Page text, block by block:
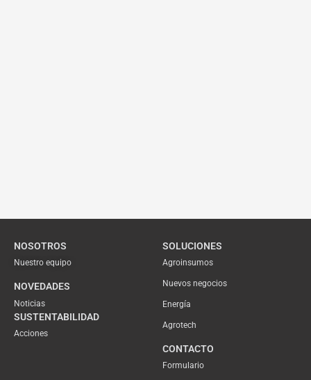
NOSOTROS
Nuestro equipo
NOVEDADES
Noticias
SUSTENTABILIDAD
Acciones
SOLUCIONES
Agroinsumos
Nuevos negocios
Energía
Agrotech
CONTACTO
Formulario